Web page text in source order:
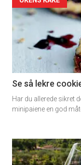
detail
-
section
11
Ukens
Se så lekre
Har du allerede sikret
minipaiene en god
Events